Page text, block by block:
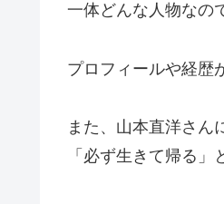
一体どんな人物なの
プロフィールや経歴
また、山本直洋さん
「必ず生きて帰る